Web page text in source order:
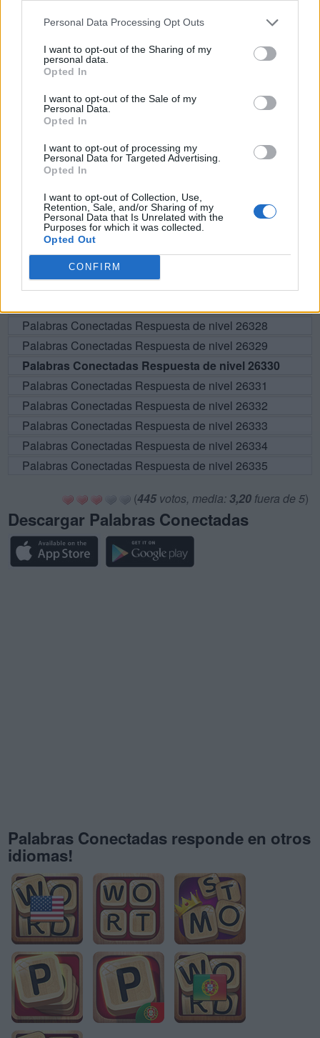
Personal Data Processing Opt Outs
I want to opt-out of the Sharing of my
personal data.
Opted In
I want to opt-out of the Sale of my
Personal Data.
Opted In
I want to opt-out of processing my
Personal Data for Targeted Advertising.
Opted In
I want to opt-out of Collection, Use,
Retention, Sale, and/or Sharing of my
Personal Data that Is Unrelated with the
Purposes for which it was collected.
Opted Out
CONFIRM
R B
E
O C H
E
C R
R C
E
B R
BUSCAR MÁS
RESPUESTAS
Por favor seleccione los niveles:
Palabras Conectadas Respuesta de nivel 26325
Palabras Conectadas Respuesta de nivel 26326
Palabras Conectadas Respuesta de nivel 26328
Palabras Conectadas Respuesta de nivel 26329
Palabras Conectadas Respuesta de nivel 26330
Palabras Conectadas Respuesta de nivel 26331
Palabras Conectadas Respuesta de nivel 26332
Palabras Conectadas Respuesta de nivel 26333
Palabras Conectadas Respuesta de nivel 26334
Palabras Conectadas Respuesta de nivel 26335
(445votos, media: 3,20 fuera de 5)
Descargar Palabras Conectadas
Palabras Conectadas responde en otros
idiomas!